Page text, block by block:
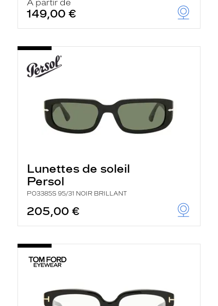
À partir de
149,00 €
Lunettes de soleil
Persol
PO3385S 95/31 NOIR BRILLANT
205,00 €